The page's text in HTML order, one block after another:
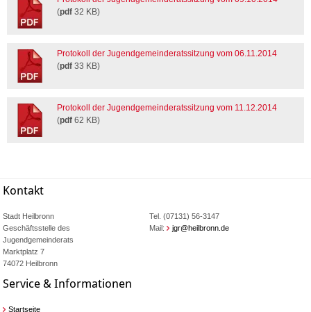
(pdf 32 KB)
Protokoll der Jugendgemeinderatssitzung vom 06.11.2014
(pdf 33 KB)
Protokoll der Jugendgemeinderatssitzung vom 11.12.2014
(pdf 62 KB)
Kontakt
Stadt Heilbronn
Geschäftsstelle des
Jugendgemeinderats
Marktplatz 7
74072 Heilbronn
Tel. (07131) 56-3147
Mail:
jgr@heilbronn.de
Service & Informationen
Startseite